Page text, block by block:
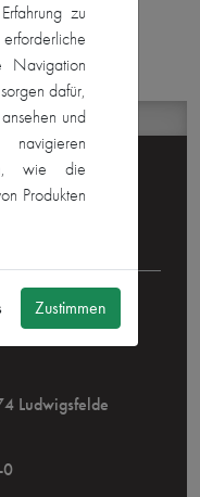
zu
Navigation
dafür,
und
wie die
Produkten
Zustimmen
Ludwigsfelde
0